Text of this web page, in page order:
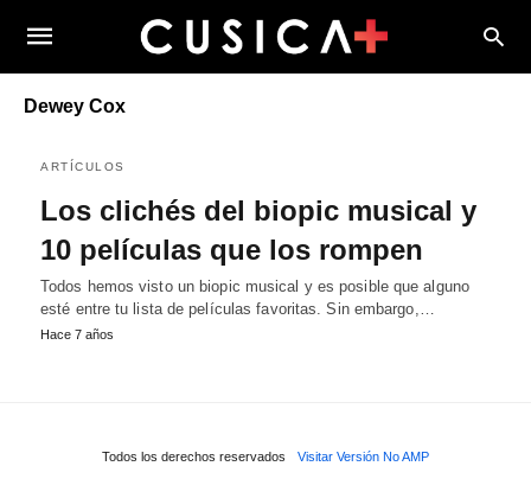
Dewey Cox
ARTÍCULOS
Los clichés del biopic musical y
10 películas que los rompen
Todos hemos visto un biopic musical y es posible que alguno
esté entre tu lista de películas favoritas. Sin embargo,…
Hace 7 años
Todos los derechos reservados Visitar Versión No AMP